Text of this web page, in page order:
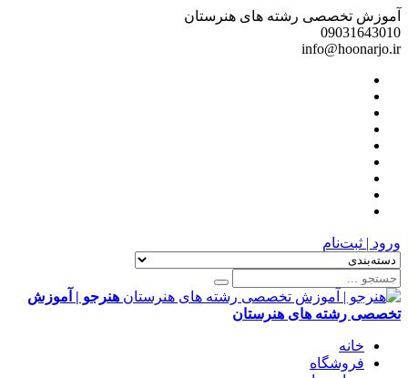
آموزش تخصصی رشته های هنرستان
09031643010
info@hoonarjo.ir
ورود | ثبت‌نام
هنرجو | آموزش
تخصصی رشته های هنرستان
خانه
فروشگاه